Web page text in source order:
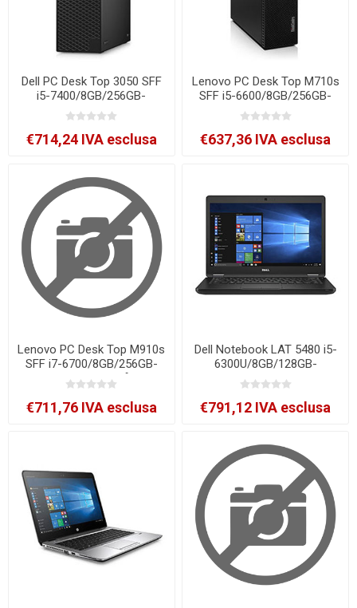
Dell PC Desk Top 3050 SFF
i5-7400/8GB/256GB-
NVMe/W10P CMAR
€714,24 IVA esclusa
Lenovo PC Desk Top M710s
SFF i5-6600/8GB/256GB-
SSD/DVDRW/W10P CMAR
€637,36 IVA esclusa
Lenovo PC Desk Top M910s
SFF i7-6700/8GB/256GB-
SSD/DVDRW/W10P [10MK-
SB14]
€711,76 IVA esclusa
Dell Notebook LAT 5480 i5-
6300U/8GB/128GB-
SSD/14''FHD/W10P CMAR
[5480-NL-SB173]
€791,12 IVA esclusa